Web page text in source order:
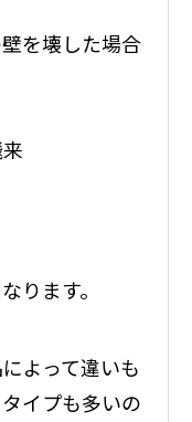
を壊した場合
ります。
よって違いも
イプも多いの